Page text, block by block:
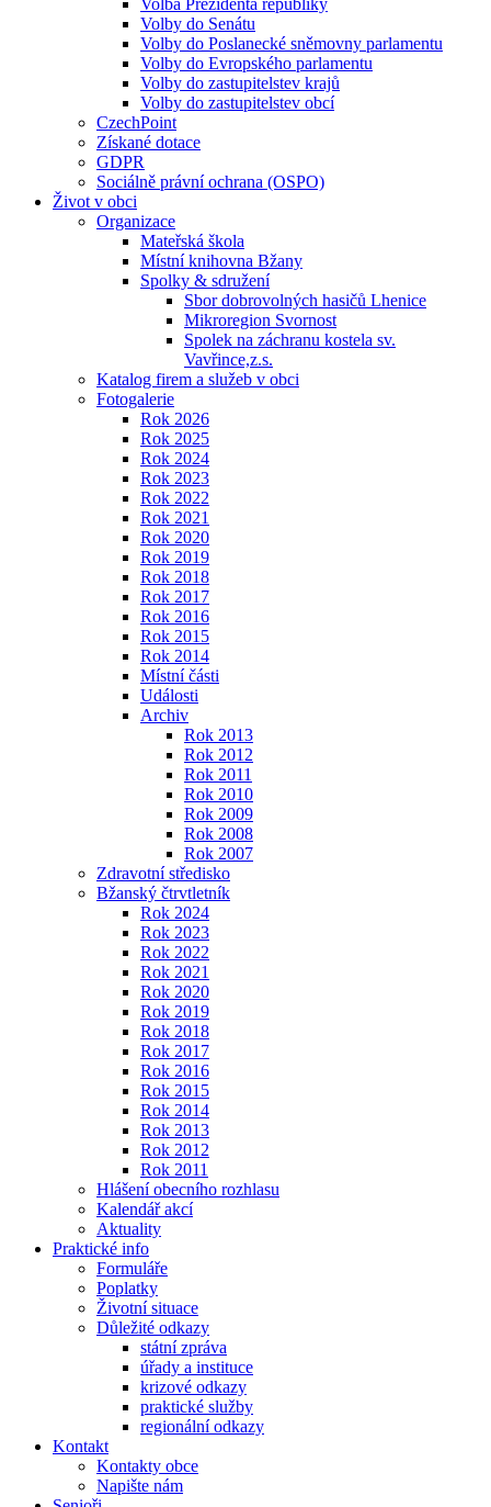
Volba Prezidenta republiky
Volby do Senátu
Volby do Poslanecké sněmovny parlamentu
Volby do Evropského parlamentu
Volby do zastupitelstev krajů
Volby do zastupitelstev obcí
CzechPoint
Získané dotace
GDPR
Sociálně právní ochrana (OSPO)
Život v obci
Organizace
Mateřská škola
Místní knihovna Bžany
Spolky & sdružení
Sbor dobrovolných hasičů Lhenice
Mikroregion Svornost
Spolek na záchranu kostela sv.
Vavřince,z.s.
Katalog firem a služeb v obci
Fotogalerie
Rok 2026
Rok 2025
Rok 2024
Rok 2023
Rok 2022
Rok 2021
Rok 2020
Rok 2019
Rok 2018
Rok 2017
Rok 2016
Rok 2015
Rok 2014
Místní části
Události
Archiv
Rok 2013
Rok 2012
Rok 2011
Rok 2010
Rok 2009
Rok 2008
Rok 2007
Zdravotní středisko
Bžanský čtrvtletník
Rok 2024
Rok 2023
Rok 2022
Rok 2021
Rok 2020
Rok 2019
Rok 2018
Rok 2017
Rok 2016
Rok 2015
Rok 2014
Rok 2013
Rok 2012
Rok 2011
Hlášení obecního rozhlasu
Kalendář akcí
Aktuality
Praktické info
Formuláře
Poplatky
Životní situace
Důležité odkazy
státní zpráva
úřady a instituce
krizové odkazy
praktické služby
regionální odkazy
Kontakt
Kontakty obce
Napište nám